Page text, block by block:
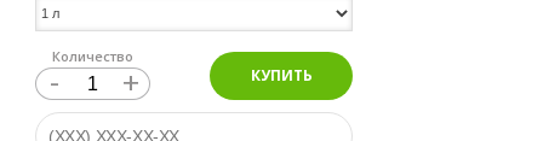
Количество
- + КУПИТЬ